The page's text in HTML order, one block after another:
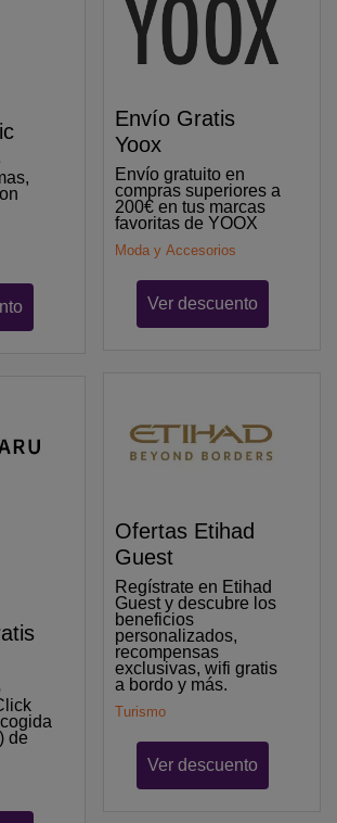
de
Envío Gratis
Yoox
Envío gratuito en
compras superiores a
200€ en tus marcas
favoritas de YOOX
Moda y Accesorios
Ver descuento
Ofertas Etihad
Guest
Regístrate en Etihad
Guest y descubre los
beneficios
personalizados,
recompensas
exclusivas, wifi gratis
a bordo y más.
Turismo
Ver descuento